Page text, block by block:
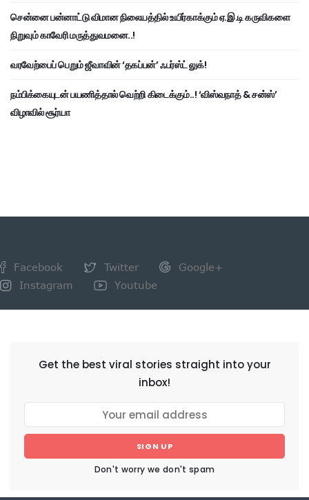
சென்னை பன்னாட்டு விமான நிலையத்தில் உயிர்காக்கும் ஏ.இ.டி கருவிகளை
நிறுவும் காவேரி மருத்துவமனை..!
வரவேற்பைப் பெறும் ஜீவாவின் ‘தகப்பன்’ ஃபர்ஸ்ட் லுக்!
நம்பிக்கையுடன் பயணித்தால் வெற்றி கிடைக்கும்..! ‘விஸ்வநாத் & சன்ஸ்’
விழாவில் சூர்யா
Facebook Twitter
Google+
Instagram
Youtube
Get the best viral stories straight into your
inbox!
SIGN UP
Don't worry we don't spam